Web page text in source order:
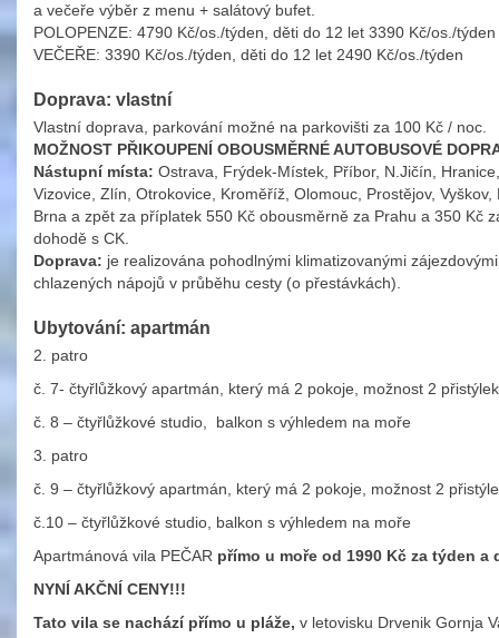
a večeře výběr z menu + salátový bufet.
POLOPENZE: 4790 Kč/os./týden, děti do 12 let 3390 Kč/os./týden
VEČEŘE: 3390 Kč/os./týden, děti do 12 let 2490 Kč/os./týden
Doprava: vlastní
Vlastní doprava, parkování možné na parkovišti za 100 Kč / noc.
MOŽNOST PŘIKOUPENÍ OBOUSMĚRNÉ AUTOBUSOVÉ
Nástupní místa: Ostrava, Frýdek-Místek, Příbor, N.Jičín,
Vizovice, Zlín, Otrokovice, Kroměříž, Olomouc, Prostějov,
Brna a zpět za příplatek 550 Kč obousměrně za Prahu a 350 Kč
dohodě s CK.
Doprava: je realizována pohodlnými klimatizovanými
chlazených nápojů v průběhu cesty (o přestávkách).
Ubytování: apartmán
2. patro
č. 7- čtyřlůžkový apartmán, který má 2 pokoje, možnost 2
č. 8 – čtyřlůžkové studio, balkon s výhledem na moře
3. patro
č. 9 – čtyřlůžkový apartmán, který má 2 pokoje, možnost 2
č.10 – čtyřlůžkové studio, balkon s výhledem na moře
Apartmánová vila PEČAR přímo u moře od 1990 Kč za týden
NYNÍ AKČNÍ CENY!!!
Tato vila se nachází přímo u pláže, v letovisku Drvenik Gornja